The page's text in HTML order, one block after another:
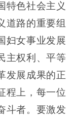
特色社会主义
道路的重要组
妇女事业发展
主权利、平等
发展成果的正
程上，每一位
斗者。要激发